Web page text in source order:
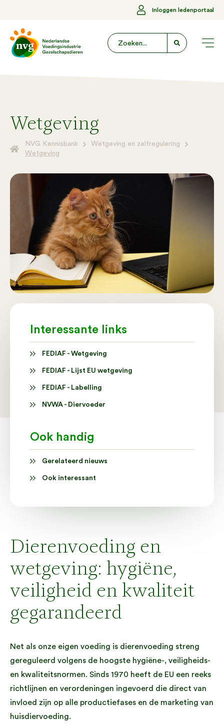
Inloggen ledenportaal
Wetgeving
NVG Kennisbank
Wetgeving en zelfregulering
Wetgeving
Interessante links
FEDIAF - Wetgeving
FEDIAF - Lijst EU wetgeving
FEDIAF - Labelling
NVWA - Diervoeder
Ook handig
Gerelateerd nieuws
Ook interessant
Dierenvoeding en
wetgeving: hygiëne,
veiligheid en kwaliteit
gegarandeerd
Net als onze eigen voeding is dierenvoeding streng
gereguleerd volgens de hoogste hygiëne-, veiligheids-
en kwaliteitsnormen. Sinds 1970 heeft de EU een reeks
richtlijnen en verordeningen ingevoerd die direct van
invloed zijn op alle productiefases en de marketing van
huisdiervoeding.